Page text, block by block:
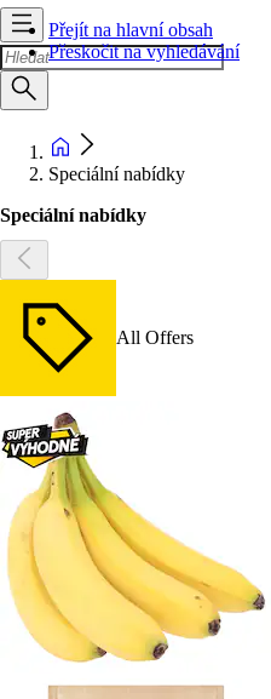
Přejít na hlavní obsah
Přeskočit na vyhledávání
Speciální nabídky
Speciální nabídky
All Offers